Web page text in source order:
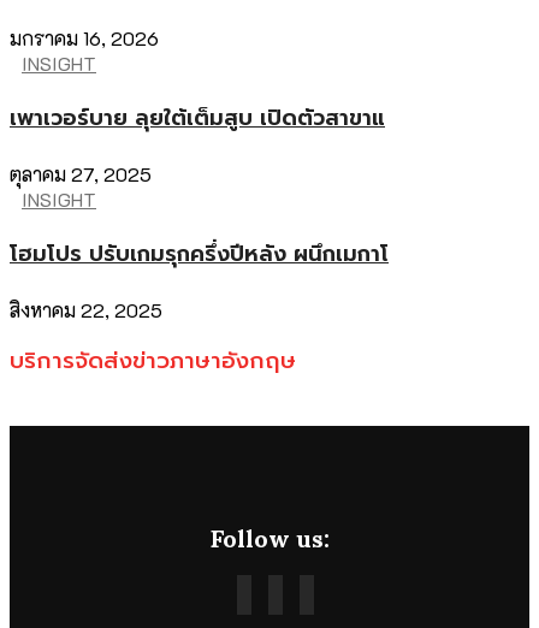
มกราคม 16, 2026
INSIGHT
เพาเวอร์บาย ลุยใต้เต็มสูบ เปิดตัวสาขาแ
ตุลาคม 27, 2025
INSIGHT
โฮมโปร ปรับเกมรุกครึ่งปีหลัง ผนึกเมกาโ
สิงหาคม 22, 2025
บริการจัดส่งข่าวภาษาอังกฤษ
Follow us: